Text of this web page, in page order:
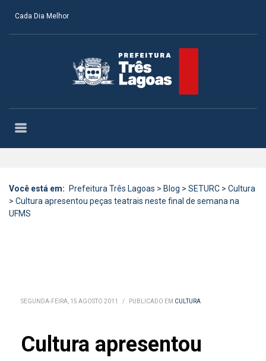
Cada Dia Melhor
Você está em: Prefeitura Três Lagoas > Blog > SETURC > Cultura
> Cultura apresentou peças teatrais neste final de semana na
UFMS
SEGUNDA-FEIRA, 15 AGOSTO 2011 / PUBLICADO EM CULTURA
Cultura apresentou